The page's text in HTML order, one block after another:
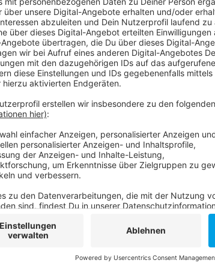
Gegen die Spanier gab es die bisher
Western Conference vor Rhein Fire
setzen, Spielbeginn ist heute Abend
Anzeige
Weitere Infos und Links zum
Rhein Fire
Die European League of Football